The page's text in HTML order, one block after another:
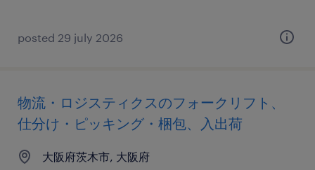
posted 29 july 2026
物流・ロジスティクスのフォークリフト、
仕分け・ピッキング・梱包、入出荷
大阪府茨木市, 大阪府